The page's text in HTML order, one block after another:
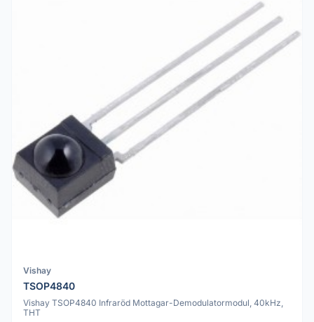
Vishay
TSOP4840
Vishay TSOP4840 Infraröd Mottagar-Demodulatormodul, 40kHz,
THT